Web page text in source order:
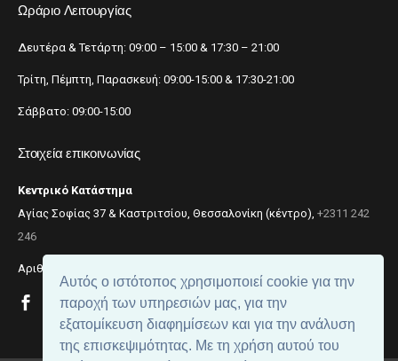
Αυτός ο ιστότοπος χρησιμοποιεί cookie για την
παροχή των υπηρεσιών μας, για την
εξατομίκευση διαφημίσεων και για την ανάλυση
της επισκεψιμότητας. Με τη χρήση αυτού του
Ωράριο Λειτουργίας
Δευτέρα & Τετάρτη: 09:00 – 15:00 & 17:30 – 21:00
Τρίτη, Πέμπτη, Παρασκευή: 09:00-15:00 & 17:30-21:00
Σάββατο: 09:00-15:00
Στοιχεία επικοινωνίας
Κεντρικό Κατάστημα
Αγίας Σοφίας 37 & Καστριτσίου, Θεσσαλονίκη (κέντρο), +2311 242
246
Αριθμός ΓΕΜΗ: 059299204000